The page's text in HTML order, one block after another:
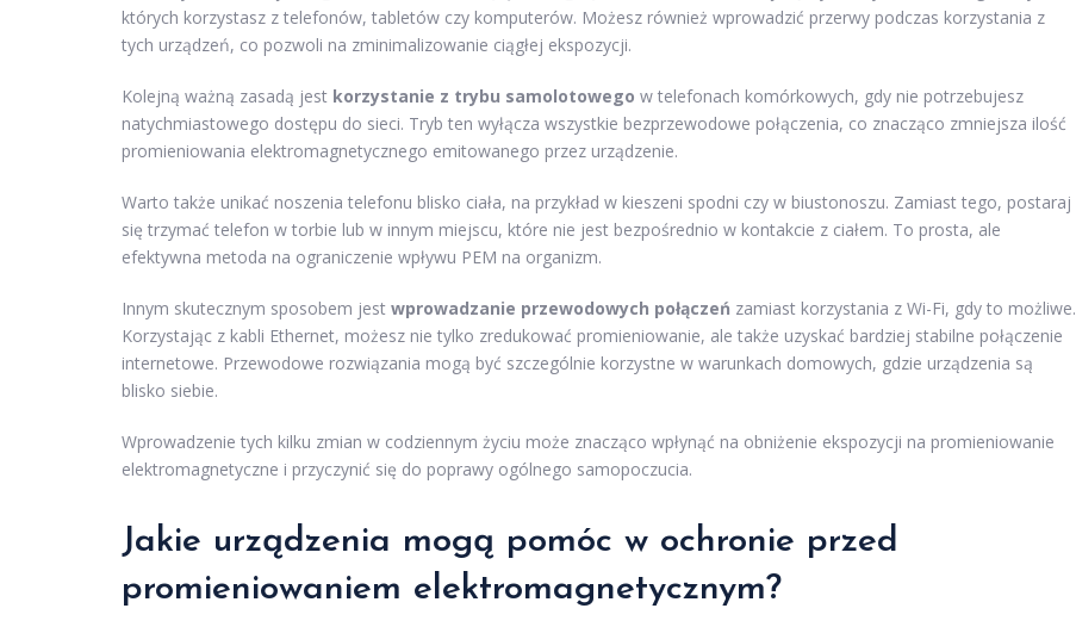
których korzystasz z telefonów, tabletów czy komputerów. Możesz również wprowadzić przerwy podczas korzystania z
tych urządzeń, co pozwoli na zminimalizowanie ciągłej ekspozycji.
Kolejną ważną zasadą jest korzystanie z trybu samolotowego w telefonach komórkowych, gdy nie potrzebujesz
natychmiastowego dostępu do sieci. Tryb ten wyłącza wszystkie bezprzewodowe połączenia, co znacząco zmniejsza ilość
promieniowania elektromagnetycznego emitowanego przez urządzenie.
Warto także unikać noszenia telefonu blisko ciała, na przykład w kieszeni spodni czy w biustonoszu. Zamiast tego, postaraj
się trzymać telefon w torbie lub w innym miejscu, które nie jest bezpośrednio w kontakcie z ciałem. To prosta, ale
efektywna metoda na ograniczenie wpływu PEM na organizm.
Innym skutecznym sposobem jest wprowadzanie przewodowych połączeń zamiast korzystania z Wi-Fi, gdy to możliwe.
Korzystając z kabli Ethernet, możesz nie tylko zredukować promieniowanie, ale także uzyskać bardziej stabilne połączenie
internetowe. Przewodowe rozwiązania mogą być szczególnie korzystne w warunkach domowych, gdzie urządzenia są
blisko siebie.
Wprowadzenie tych kilku zmian w codziennym życiu może znacząco wpłynąć na obniżenie ekspozycji na promieniowanie
elektromagnetyczne i przyczynić się do poprawy ogólnego samopoczucia.
Jakie urządzenia mogą pomóc w ochronie przed
promieniowaniem elektromagnetycznym?